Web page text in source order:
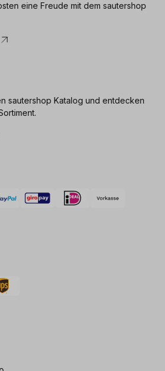
eine Freude mit dem sautershop
sautershop Katalog und entdecken